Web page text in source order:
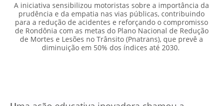
A iniciativa sensibilizou motoristas sobre a importância da
prudência e da empatia nas vias públicas, contribuindo
para a redução de acidentes e reforçando o compromisso
de Rondônia com as metas do Plano Nacional de Redução
de Mortes e Lesões no Trânsito (Pnatrans), que prevê a
diminuição em 50% dos índices até 2030.